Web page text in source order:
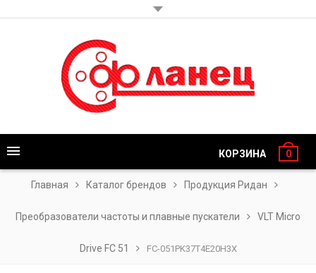
КОРЗИНА 0
Главная Каталог брендов Продукция Ридан
Преобразователи частоты и плавные пускатели VLT Micro
Drive FC 51 FC-051PK37T4E20H3X